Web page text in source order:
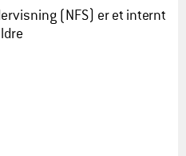
(NFS) er et internt